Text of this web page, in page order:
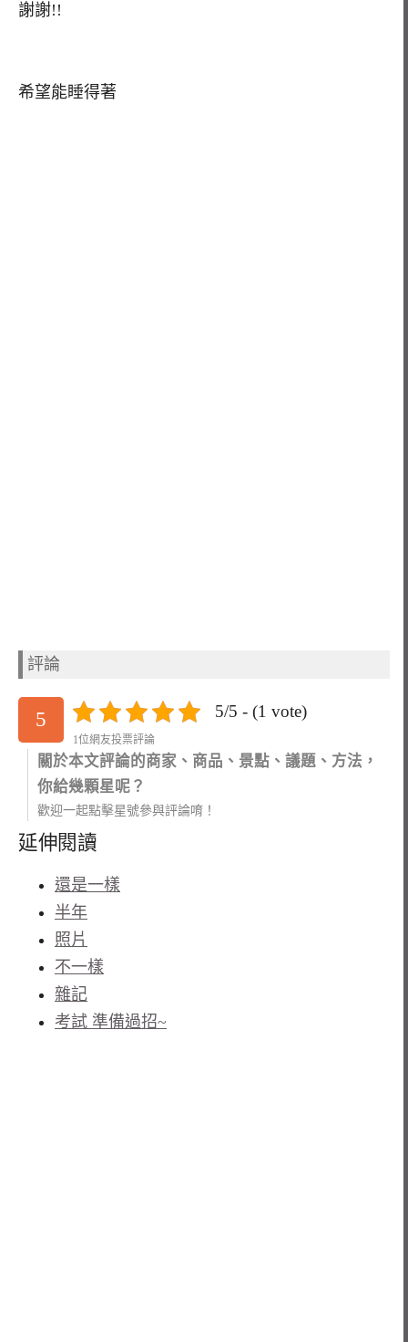
謝謝!!
希望能睡得著
評論
5 5/5 - (1 vote)
1位網友投票評論
關於本文評論的商家、商品、景點、議題、方法，
你給幾顆星呢？
歡迎一起點擊星號參與評論唷！
延伸閱讀
還是一樣
半年
照片
不一樣
雜記
考試 準備過招~